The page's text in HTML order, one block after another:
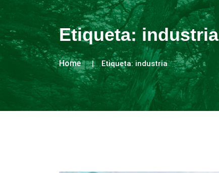
Etiqueta:industria
Home Etiqueta:industria